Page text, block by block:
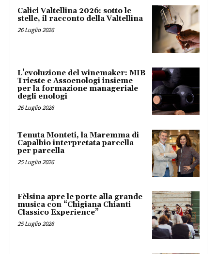
Calici Valtellina 2026: sotto le
stelle, il racconto della Valtellina
26 Luglio 2026
L’evoluzione del winemaker: MIB
Trieste e Assoenologi insieme
per la formazione manageriale
degli enologi
26 Luglio 2026
Tenuta Monteti, la Maremma di
Capalbio interpretata parcella
per parcella
25 Luglio 2026
Fèlsina apre le porte alla grande
musica con “Chigiana Chianti
Classico Experience”
25 Luglio 2026